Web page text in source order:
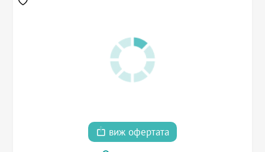
виж офертата